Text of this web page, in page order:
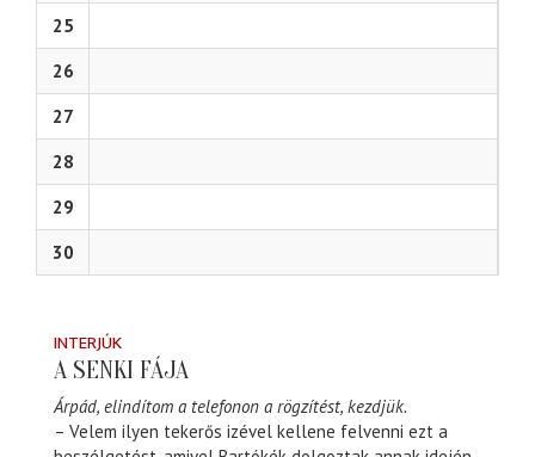
25
26
27
28
29
30
INTERJÚK
A SENKI FÁJA
Árpád, elindítom a telefonon a rögzítést, kezdjük.
– Velem ilyen tekerős izével kellene felvenni ezt a